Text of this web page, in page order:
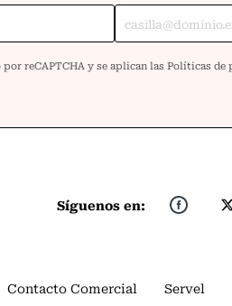
Síguenos en:
Contacto Comercial Servel